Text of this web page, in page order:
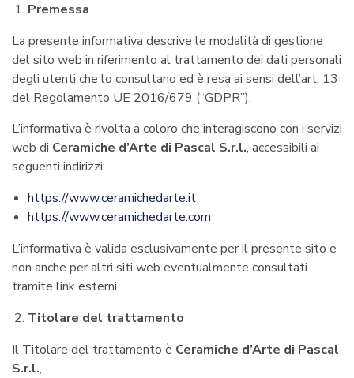
Premessa
La presente informativa descrive le modalità di gestione
del sito web in riferimento al trattamento dei dati personali
degli utenti che lo consultano ed è resa ai sensi dell’art. 13
del Regolamento UE 2016/679 (“GDPR”).
L’informativa è rivolta a coloro che interagiscono con i servizi
web di Ceramiche d’Arte di Pascal S.r.l., accessibili ai
seguenti indirizzi:
https://www.ceramichedarte.it
https://www.ceramichedarte.com
L’informativa è valida esclusivamente per il presente sito e
non anche per altri siti web eventualmente consultati
tramite link esterni.
Titolare del trattamento
Il Titolare del trattamento è Ceramiche d’Arte di Pascal
S.r.l.,